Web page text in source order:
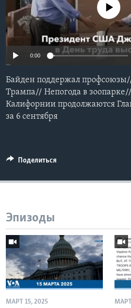
Learning English
СОЦИАЛЬНЫЕ СЕТИ
Языки
No media source
0:00
Байден поддержал
Трампа// Непогода в
Калифорнии продолжаются
за 6 сентября
Поделиться
Эпизоды
МАРТ 15, 2025 МАРТ